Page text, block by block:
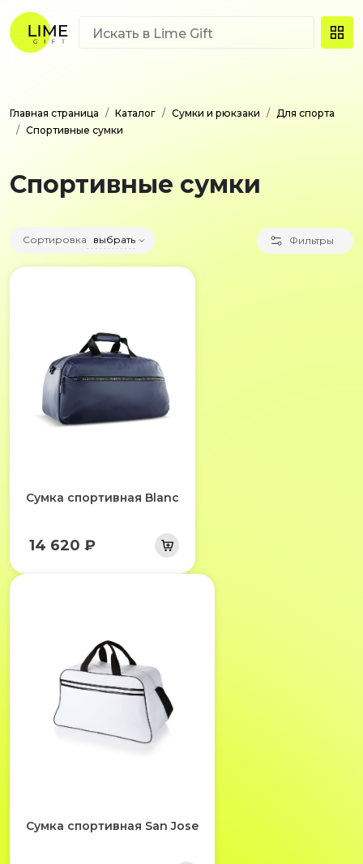
Главная страница Каталог Сумки и рюкзаки
Для спорта
Спортивные сумки
Спортивные сумки
Сортировка выбрать Фильтры
Сумка спортивная Blanc
14 620 ₽
Сумка спортивная San Jose